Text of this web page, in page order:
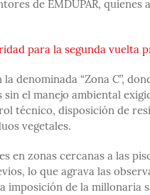
de EMDUPAR,
para la segunda vuelta
denominada “Zona C”,
el manejo ambiental
técnico, disposición de
vegetales.
zonas cercanas a las
lo que agrava las
de la millonaria